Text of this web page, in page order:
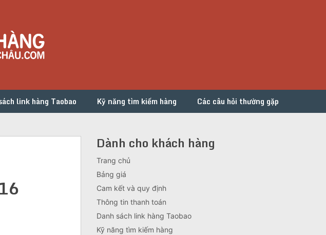
link hàng Taobao Kỹ năng tìm kiếm hàng Các câu hỏi thường gặp
Dành cho khách hàng
Trang chủ
Bảng giá
Cam kết và quy định
Thông tin thanh toán
Danh sách link hàng Taobao
Kỹ năng tìm kiếm hàng